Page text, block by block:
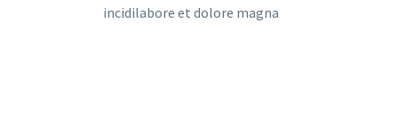
incidilabore et dolore magna